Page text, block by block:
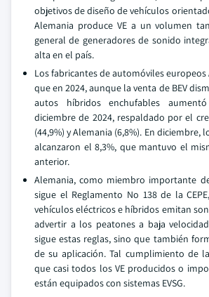
objetivos de diseño de vehículos
Alemania produce VE a un volumen
general de generadores de sonido
alta en el país.
Los fabricantes de automóviles
que en 2024, aunque la venta de BEV
autos híbridos enchufables
diciembre de 2024, respaldado por el
(44,9%) y Alemania (6,8%). En diciembre,
alcanzaron el 8,3%, que mantuvo el
anterior.
Alemania, como miembro importante
sigue el Reglamento No 138 de la
vehículos eléctricos e híbridos emitan
advertir a los peatones a baja
sigue estas reglas, sino que también
de su aplicación. Tal cumplimiento de
que casi todos los VE producidos o
están equipados con sistemas EVSG.